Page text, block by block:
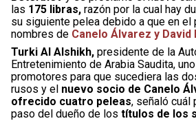
las 175 libras, razón por la cual hay
su siguiente pelea debido a que en el
nombres de Canelo Álvarez y David
Turki Al Alshikh, presidente de la
Entretenimiento de Arabia Saudita,
promotores para que sucediera las
rusos y el nuevo socio de Canelo
ofrecido cuatro peleas, señaló cuál
paso del dueño de los títulos de los